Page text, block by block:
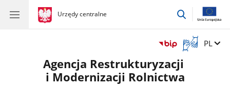
gov.pl
Urzędy centralne
gov.pl
Urzędy
przejdź
Otwórz
okno
z
tłumaczem
Zmień
PL
Agencja Restrukturyzacji
i Modernizacji Rolnictwa